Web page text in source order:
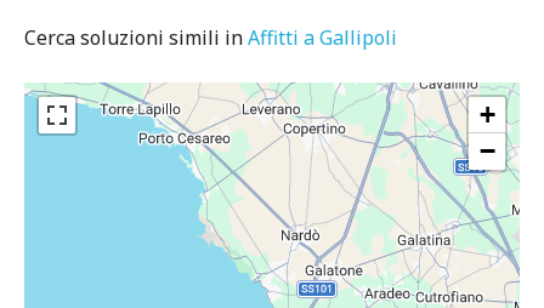
Cerca soluzioni simili inAffitti a Gallipoli
+
−